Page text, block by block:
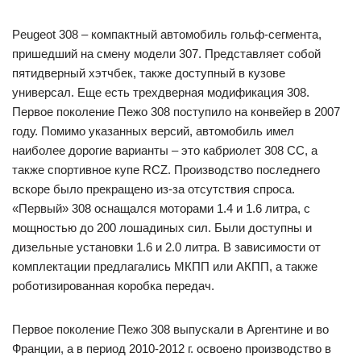
Peugeot 308 – компактный автомобиль гольф-сегмента,
пришедший на смену модели 307. Представляет собой
пятидверный хэтчбек, также доступный в кузове
универсал. Еще есть трехдверная модификация 308.
Первое поколение Пежо 308 поступило на конвейер в 2007
году. Помимо указанных версий, автомобиль имел
наиболее дорогие варианты – это кабриолет 308 СС, а
также спортивное купе RCZ. Производство последнего
вскоре было прекращено из-за отсутствия спроса.
«Первый» 308 оснащался моторами 1.4 и 1.6 литра, с
мощностью до 200 лошадиных сил. Были доступны и
дизельные установки 1.6 и 2.0 литра. В зависимости от
комплектации предлагались МКПП или АКПП, а также
роботизированная коробка передач.
Первое поколение Пежо 308 выпускали в Аргентине и во
Франции, а в период 2010-2012 г. освоено производство в